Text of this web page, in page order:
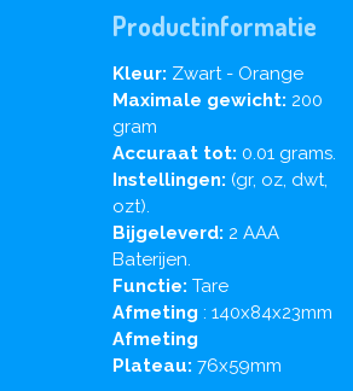
Productinformatie
Kleur: Zwart - Orange
Maximale gewicht: 200
gram
Accuraat tot: 0.01 grams.
Instellingen: (gr, oz, dwt,
ozt).
Bijgeleverd: 2 AAA
Baterijen.
Functie: Tare
Afmeting : 140x84x23mm
Afmeting
Plateau: 76x59mm